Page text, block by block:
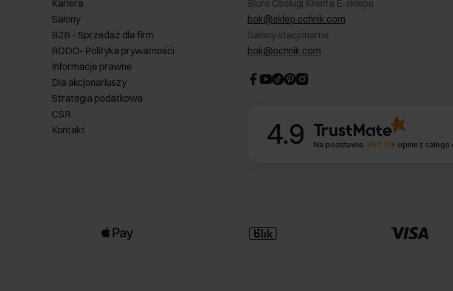
Kariera
Salony
B2B - Sprzedaż dla firm
RODO- Polityka prywatności
Informacje prawne
Dla akcjonariuszy
Strategia podatkowa
CSR
Kontakt
Biuro Obsługi Klienta E-sklepu
bok@sklep.ochnik.com
Salony stacjonarne
bok@ochnik.com
4.9 Na podstawie 357 178 opinii z